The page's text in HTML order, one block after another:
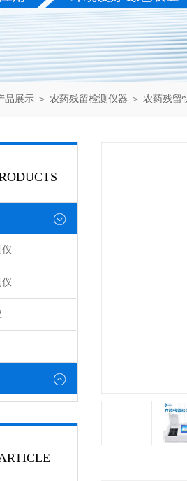
品展示 ＞ 农药残留检测仪器 ＞ 农药残留